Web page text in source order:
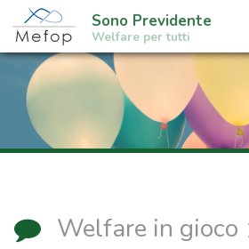
Sono Previdente
Welfare per tutti
Welfare in gioco